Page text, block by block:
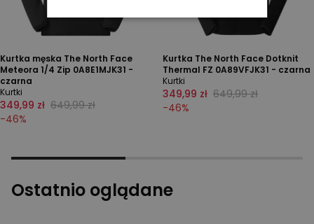
Kurtka męska The North Face
Meteora 1/4 Zip 0A8E1MJK31 -
czarna
Kurtki
349,99 zł 649,99 zł
-46%
Kurtka The North Face Dotknit
Thermal FZ 0A89VFJK31 - czarna
Kurtki
349,99 zł 649,99 zł
-46%
Ostatnio oglądane